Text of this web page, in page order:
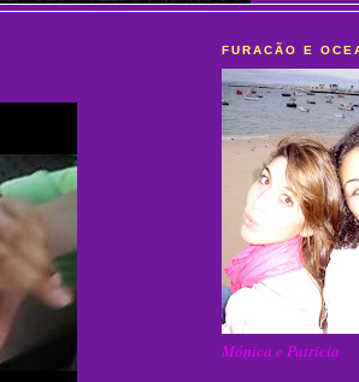
FURACÃO E
Mónica e Patricia